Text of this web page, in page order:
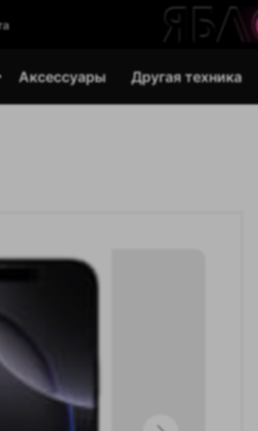
Аксессуары Другая техника